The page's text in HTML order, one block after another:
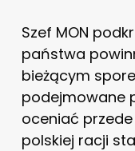
Szef MON
państwa
bieżącym
podejmowane
oceniać
polskiej racji